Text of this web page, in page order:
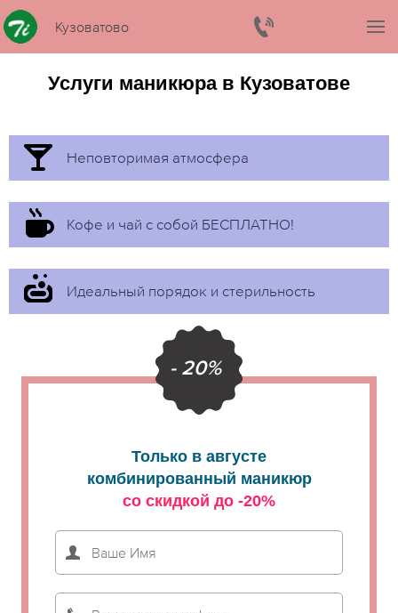
Кузоватово
Услуги маникюра в Кузоватове
Неповторимая атмосфера
Кофе и чай с собой БЕСПЛАТНО!
Идеальный порядок и стерильность
- 20%
Только в августе
комбинированный маникюр
со скидкой до -20%